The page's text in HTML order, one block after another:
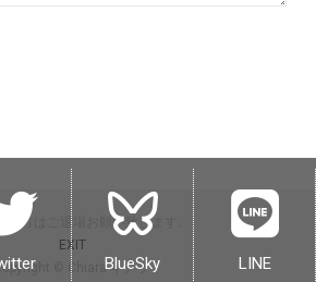
BlueSky LINE
の方はご退場お願い致します。
EXIT
© Chiara キアラ